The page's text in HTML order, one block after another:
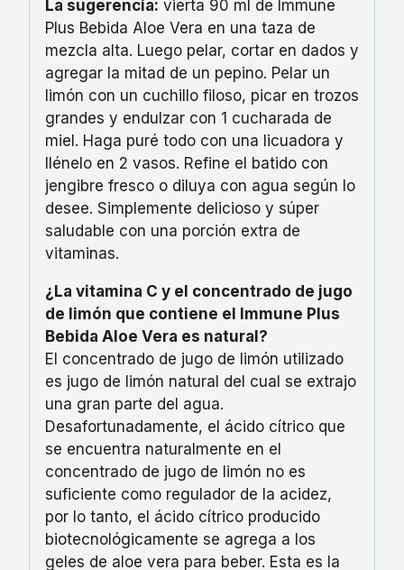
La sugerencia: vierta 90 ml de Immune
Plus Bebida Aloe Vera en una taza de
mezcla alta. Luego pelar, cortar en dados y
agregar la mitad de un pepino. Pelar un
limón con un cuchillo filoso, picar en trozos
grandes y endulzar con 1 cucharada de
miel. Haga puré todo con una licuadora y
llénelo en 2 vasos. Refine el batido con
jengibre fresco o diluya con agua según lo
desee. Simplemente delicioso y súper
saludable con una porción extra de
vitaminas.
¿La vitamina C y el concentrado de jugo
de limón que contiene el Immune Plus
Bebida Aloe Vera es natural?
El concentrado de jugo de limón utilizado
es jugo de limón natural del cual se extrajo
una gran parte del agua.
Desafortunadamente, el ácido cítrico que
se encuentra naturalmente en el
concentrado de jugo de limón no es
suficiente como regulador de la acidez,
por lo tanto, el ácido cítrico producido
biotecnológicamente se agrega a los
geles de aloe vera para beber. Esta es la